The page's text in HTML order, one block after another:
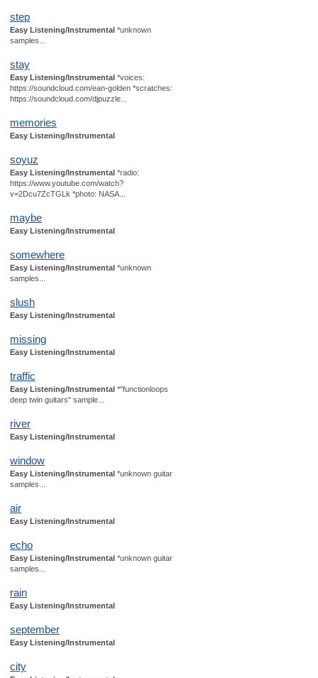
step
Easy Listening/Instrumental *unknown
samples...
stay
Easy Listening/Instrumental *voices:
https://soundcloud.com/ean-golden *scratches:
https://soundcloud.com/djpuzzle...
memories
Easy Listening/Instrumental
soyuz
Easy Listening/Instrumental *radio:
https://www.youtube.com/watch?
v=2Dcu7ZcTGLk *photo: NASA...
maybe
Easy Listening/Instrumental
somewhere
Easy Listening/Instrumental *unknown
samples...
slush
Easy Listening/Instrumental
missing
Easy Listening/Instrumental
traffic
Easy Listening/Instrumental *"functionloops
deep twin guitars" sample...
river
Easy Listening/Instrumental
window
Easy Listening/Instrumental *unknown guitar
samples...
air
Easy Listening/Instrumental
echo
Easy Listening/Instrumental *unknown guitar
samples...
rain
Easy Listening/Instrumental
september
Easy Listening/Instrumental
city